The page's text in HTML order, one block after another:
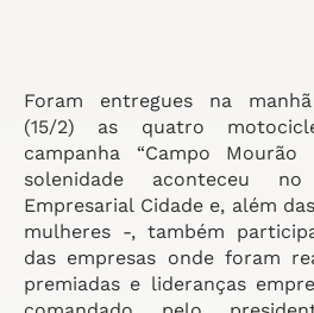
Foram entregues na
(15/2) as quatro
campanha “Campo
solenidade aconteceu
Empresarial Cidade e, além
mulheres -, também
das empresas onde foram
premiadas e lideranças